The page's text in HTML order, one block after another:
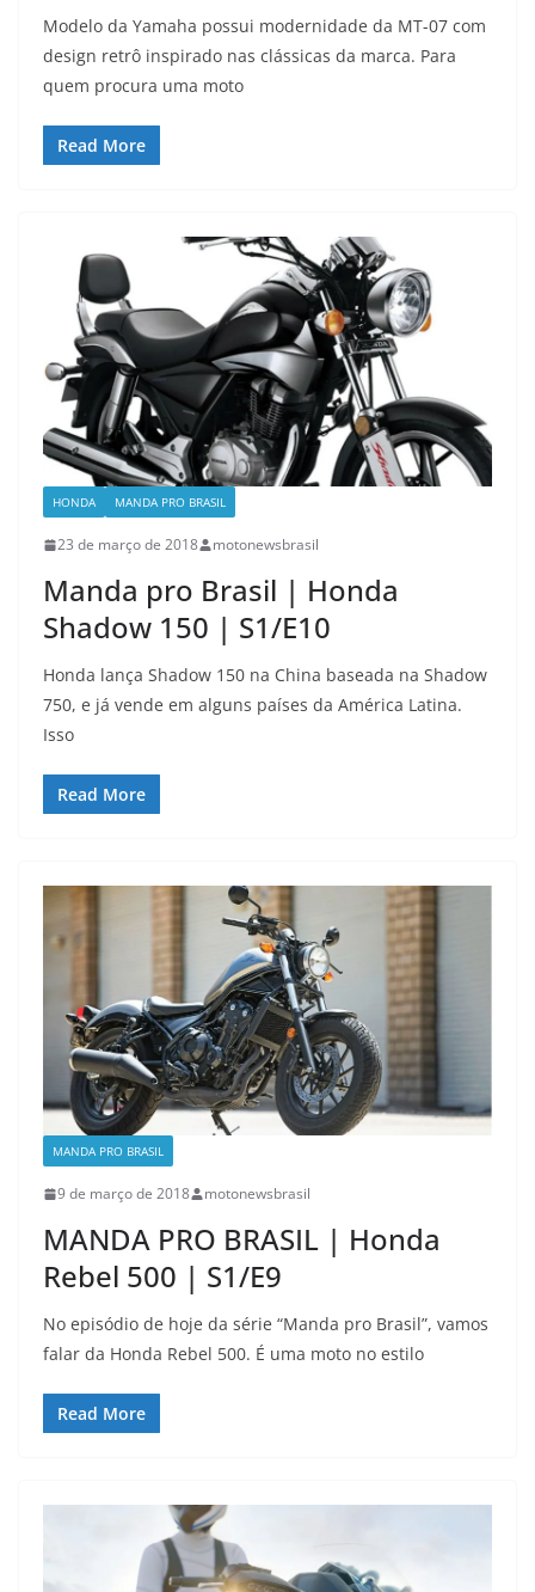
Modelo da Yamaha possui modernidade da MT-07 com
design retrô inspirado nas clássicas da marca. Para
quem procura uma moto
Read More
HONDA MANDA PRO BRASIL
23 de março de 2018 motonewsbrasil
Manda pro Brasil | Honda
Shadow 150 | S1/E10
Honda lança Shadow 150 na China baseada na Shadow
750, e já vende em alguns países da América Latina.
Isso
Read More
MANDA PRO BRASIL
9 de março de 2018 motonewsbrasil
MANDA PRO BRASIL | Honda
Rebel 500 | S1/E9
No episódio de hoje da série “Manda pro Brasil”, vamos
falar da Honda Rebel 500. É uma moto no estilo
Read More